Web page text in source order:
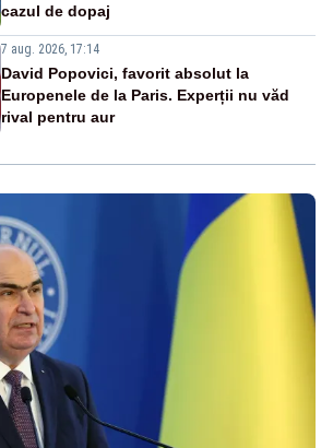
cazul de dopaj
7 aug. 2026, 17:14
David Popovici, favorit absolut la
Europenele de la Paris. Experții nu văd
rival pentru aur